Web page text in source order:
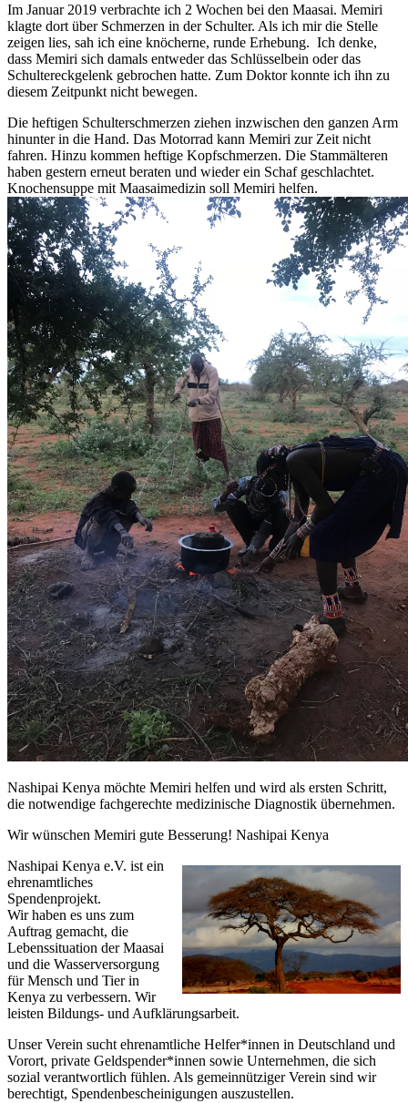
Im Januar 2019 verbrachte ich 2 Wochen bei den Maasai. Memiri
klagte dort über Schmerzen in der Schulter. Als ich mir die Stelle
zeigen lies, sah ich eine knöcherne, runde Erhebung. Ich denke,
dass Memiri sich damals entweder das Schlüsselbein oder das
Schultereckgelenk gebrochen hatte. Zum Doktor konnte ich ihn zu
diesem Zeitpunkt nicht bewegen.
Die heftigen Schulterschmerzen ziehen inzwischen den ganzen Arm
hinunter in die Hand. Das Motorrad kann Memiri zur Zeit nicht
fahren. Hinzu kommen heftige Kopfschmerzen. Die Stammälteren
haben gestern erneut beraten und wieder ein Schaf geschlachtet.
Knochensuppe mit Maasaimedizin soll Memiri helfen.
Nashipai Kenya möchte Memiri helfen und wird als ersten Schritt,
die notwendige fachgerechte medizinische Diagnostik übernehmen.
Wir wünschen Memiri gute Besserung! Nashipai Kenya
Nashipai Kenya e.V. ist ein
ehrenamtliches
Spendenprojekt.
Wir haben es uns zum
Auftrag gemacht, die
Lebenssituation der Maasai
und die Wasserversorgung
für Mensch und Tier in
Kenya zu verbessern. Wir
leisten Bildungs- und Aufklärungsarbeit.
Unser Verein sucht ehrenamtliche Helfer*innen in Deutschland und
Vorort, private Geldspender*innen sowie Unternehmen, die sich
sozial verantwortlich fühlen. Als gemeinnütziger Verein sind wir
berechtigt, Spendenbescheinigungen auszustellen.